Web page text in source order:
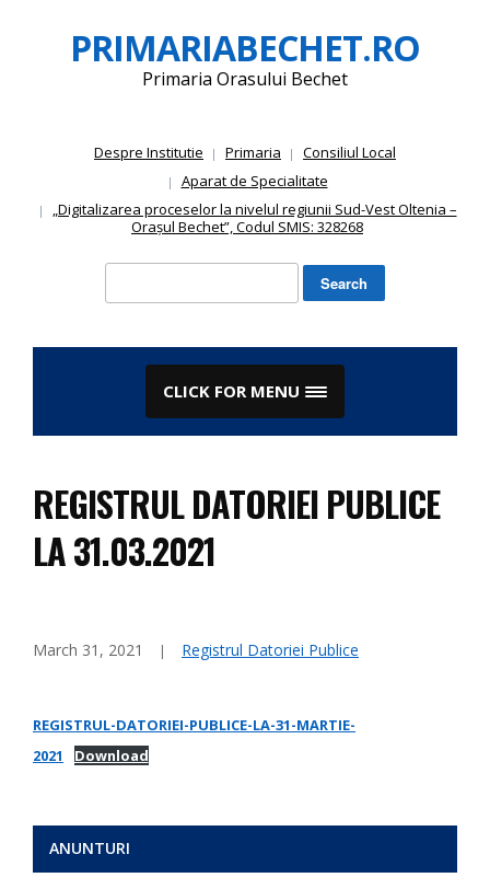
to
content
PRIMARIABECHET.RO
Primaria Orasului Bechet
Despre Institutie Primaria
Consiliul Local
Aparat de Specialitate
„Digitalizarea proceselor la nivelul regiunii Sud-Vest Oltenia –
Orașul Bechet”, Codul SMIS: 328268
CLICK FOR MENU
REGISTRUL DATORIEI PUBLICE
LA 31.03.2021
March 31, 2021 Registrul Datoriei Publice
REGISTRUL-DATORIEI-PUBLICE-LA-31-MARTIE-
2021
Download
ANUNTURI